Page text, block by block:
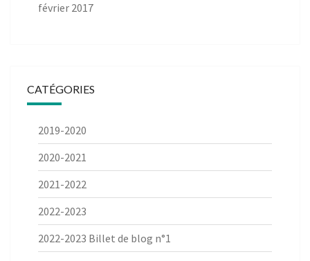
février 2017
CATÉGORIES
2019-2020
2020-2021
2021-2022
2022-2023
2022-2023 Billet de blog n°1